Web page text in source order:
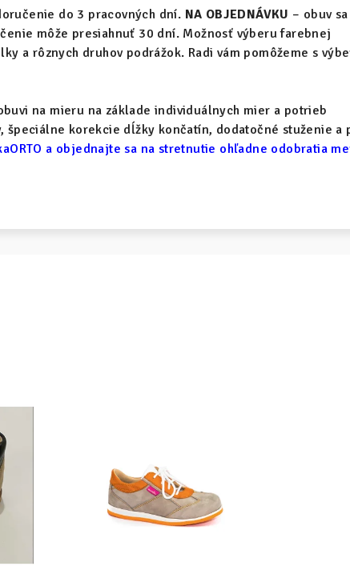
do 3 pracovných dní. NA OBJEDNÁVKU – obuv sa
môže presiahnuť 30 dní. Možnosť výberu farebnej
a rôznych druhov podrážok. Radi vám pomôžeme s
na mieru na základe individuálnych mier a potrieb
špeciálne korekcie dĺžky končatín, dodatočné stuženie a
a objednajte sa na stretnutie ohľadne odobratia